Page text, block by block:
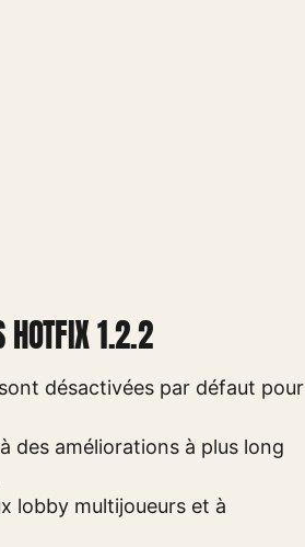
HOTFIX 1.2.2
désactivées par défaut pour
des améliorations à plus long
lobby multijoueurs et à